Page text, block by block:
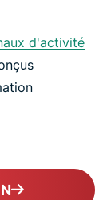
d'activité